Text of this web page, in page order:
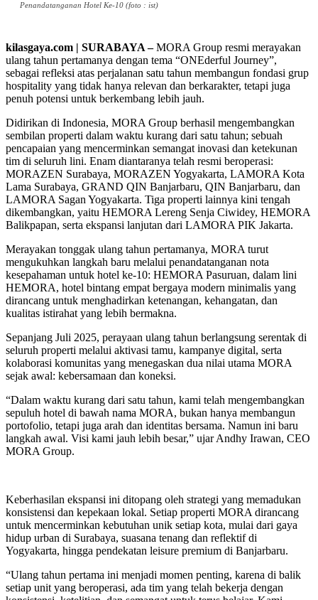
Penandatanganan Hotel Ke-10 (foto : ist)
kilasgaya.com | SURABAYA –MORA Group resmi merayakan
ulang tahun pertamanya dengan tema “ONEderful Journey”,
sebagai refleksi atas perjalanan satu tahun membangun fondasi grup
hospitality yang tidak hanya relevan dan berkarakter, tetapi juga
penuh potensi untuk berkembang lebih jauh.
Didirikan di Indonesia, MORA Group berhasil mengembangkan
sembilan properti dalam waktu kurang dari satu tahun; sebuah
pencapaian yang mencerminkan semangat inovasi dan ketekunan
tim di seluruh lini. Enam diantaranya telah resmi beroperasi:
MORAZEN Surabaya, MORAZEN Yogyakarta, LAMORA Kota
Lama Surabaya, GRAND QIN Banjarbaru, QIN Banjarbaru, dan
LAMORA Sagan Yogyakarta. Tiga properti lainnya kini tengah
dikembangkan, yaitu HEMORA Lereng Senja Ciwidey, HEMORA
Balikpapan, serta ekspansi lanjutan dari LAMORA PIK Jakarta.
Merayakan tonggak ulang tahun pertamanya, MORA turut
mengukuhkan langkah baru melalui penandatanganan nota
kesepahaman untuk hotel ke-10: HEMORA Pasuruan, dalam lini
HEMORA, hotel bintang empat bergaya modern minimalis yang
dirancang untuk menghadirkan ketenangan, kehangatan, dan
kualitas istirahat yang lebih bermakna.
Sepanjang Juli 2025, perayaan ulang tahun berlangsung serentak di
seluruh properti melalui aktivasi tamu, kampanye digital, serta
kolaborasi komunitas yang menegaskan dua nilai utama MORA
sejak awal: kebersamaan dan koneksi.
“Dalam waktu kurang dari satu tahun, kami telah mengembangkan
sepuluh hotel di bawah nama MORA, bukan hanya membangun
portofolio, tetapi juga arah dan identitas bersama. Namun ini baru
langkah awal. Visi kami jauh lebih besar,” ujar Andhy Irawan, CEO
MORA Group.
Keberhasilan ekspansi ini ditopang oleh strategi yang memadukan
konsistensi dan kepekaan lokal. Setiap properti MORA dirancang
untuk mencerminkan kebutuhan unik setiap kota, mulai dari gaya
hidup urban di Surabaya, suasana tenang dan reflektif di
Yogyakarta, hingga pendekatan leisure premium di Banjarbaru.
“Ulang tahun pertama ini menjadi momen penting, karena di balik
setiap unit yang beroperasi, ada tim yang telah bekerja dengan